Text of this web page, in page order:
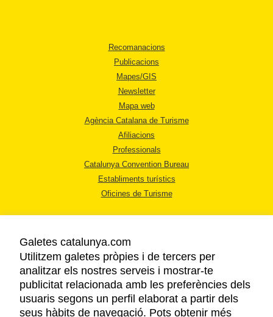
Recomanacions
Publicacions
Mapes/GIS
Newsletter
Mapa web
Agència Catalana de Turisme
Afiliacions
Professionals
Catalunya Convention Bureau
Establiments turístics
Oficines de Turisme
AVÍS LEGAL
POLÍTICA DE PRIVACITAT
COOKIES
Galetes catalunya.com
Utilitzem galetes pròpies i de tercers per
analitzar els nostres serveis i mostrar-te
publicitat relacionada amb les preferències dels
usuaris segons un perfil elaborat a partir dels
seus hàbits de navegació. Pots obtenir més